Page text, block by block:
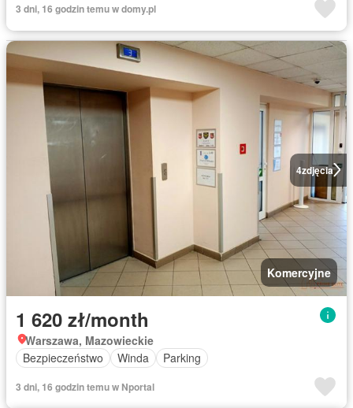
3 dni, 16 godzin temu w domy.pl
4zdjęcia
Komercyjne
1 620 zł/month
Warszawa, Mazowieckie
Bezpieczeństwo
Winda Parking
3 dni, 16 godzin temu w Nportal